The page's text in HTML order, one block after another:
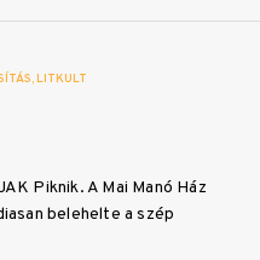
LITKULT
Piknik. A Mai Manó Ház
belehelte a szép